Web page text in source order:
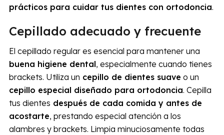
prácticos para cuidar tus dientes con ortodoncia.
Cepillado adecuado y frecuente
El cepillado regular es esencial para mantener una
buena higiene dental, especialmente cuando tienes
brackets. Utiliza un cepillo de dientes suave o un
cepillo especial diseñado para ortodoncia. Cepilla
tus dientes después de cada comida y antes de
acostarte, prestando especial atención a los
alambres y brackets. Limpia minuciosamente todas